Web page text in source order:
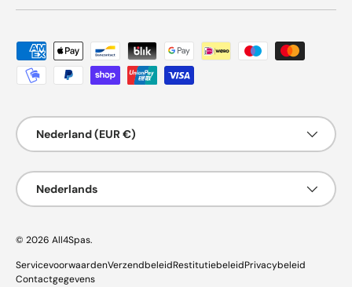
Geaccepteerde betaalmethoden
Land/Regio
Nederland (EUR €)
Taal
Nederlands
© 2026 All4Spas.
ServicevoorwaardenVerzendbeleidRestitutiebeleidPrivacybeleid
Contactgegevens